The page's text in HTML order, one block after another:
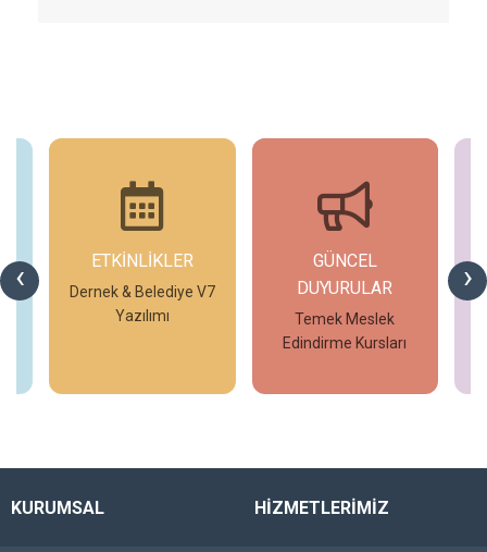
‹ ›
ETKİNLİKLER
Dernek & Belediye V7
Yazılımı
GÜNCEL
DUYURULAR
Temek Meslek
Edindirme Kursları
KURUMSAL HİZMETLERİMİZ